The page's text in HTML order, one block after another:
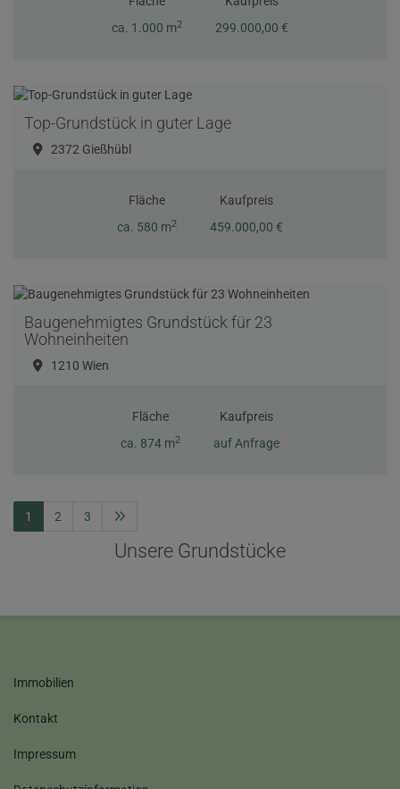
ca. 1.000 m2
299.000,00 €
Top-Grundstück in guter Lage
2372 Gießhübl
Fläche
ca. 580 m2
Kaufpreis
459.000,00 €
Baugenehmigtes Grundstück für 23
Wohneinheiten
1210 Wien
Fläche
ca. 874 m2
Kaufpreis
auf Anfrage
1 2 3
Unsere Grundstücke
Immobilien
Kontakt
Impressum